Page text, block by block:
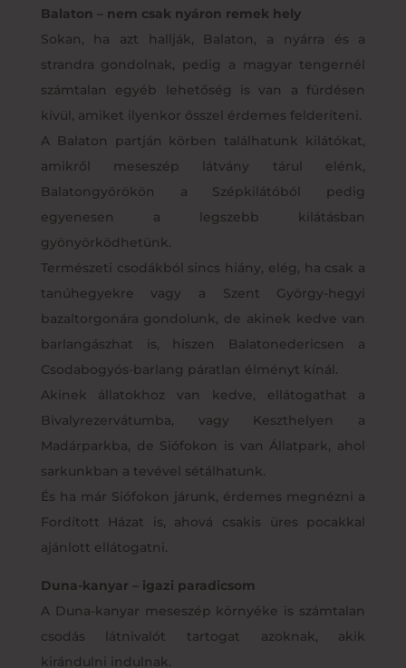
Balaton – nem csak nyáron remek hely
Sokan, ha azt hallják, Balaton, a nyárra és a
strandra gondolnak, pedig a magyar tengernél
számtalan egyéb lehetőség is van a fürdésen
kívül, amiket ilyenkor ősszel érdemes felderíteni.
A Balaton partján körben találhatunk kilátókat,
amikről meseszép látvány tárul elénk,
Balatongyörökön a Szépkilátóból pedig
egyenesen a legszebb kilátásban
gyönyörködhetünk.
Természeti csodákból sincs hiány, elég, ha csak a
tanúhegyekre vagy a Szent György-hegyi
bazaltorgonára gondolunk, de akinek kedve van
barlangászhat is, hiszen Balatonedericsen a
Csodabogyós-barlang páratlan élményt kínál.
Akinek állatokhoz van kedve, ellátogathat a
Bivalyrezervátumba, vagy Keszthelyen a
Madárparkba, de Siófokon is van Állatpark, ahol
sarkunkban a tevével sétálhatunk.
És ha már Siófokon járunk, érdemes megnézni a
Fordított Házat is, ahová csakis üres pocakkal
ajánlott ellátogatni.
Duna-kanyar – igazi paradicsom
A Duna-kanyar meseszép környéke is számtalan
csodás látnivalót tartogat azoknak, akik
kirándulni indulnak.